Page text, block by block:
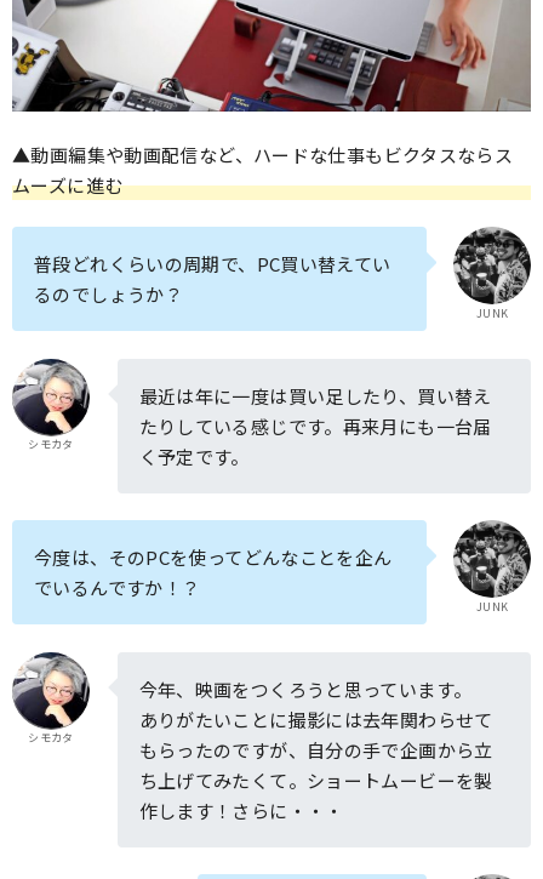
▲動画編集や動画配信など、ハードな仕事もビクタスならス
ムーズに進む
JUNK
普段どれくらいの周期で、PC買い替えてい
るのでしょうか？
シモカタ
最近は年に一度は買い足したり、買い替え
たりしている感じです。再来月にも一台届
く予定です。
JUNK
今度は、そのPCを使ってどんなことを企ん
でいるんですか！？
シモカタ
今年、映画をつくろうと思っています。
ありがたいことに撮影には去年関わらせて
もらったのですが、自分の手で企画から立
ち上げてみたくて。ショートムービーを製
作します！さらに・・・